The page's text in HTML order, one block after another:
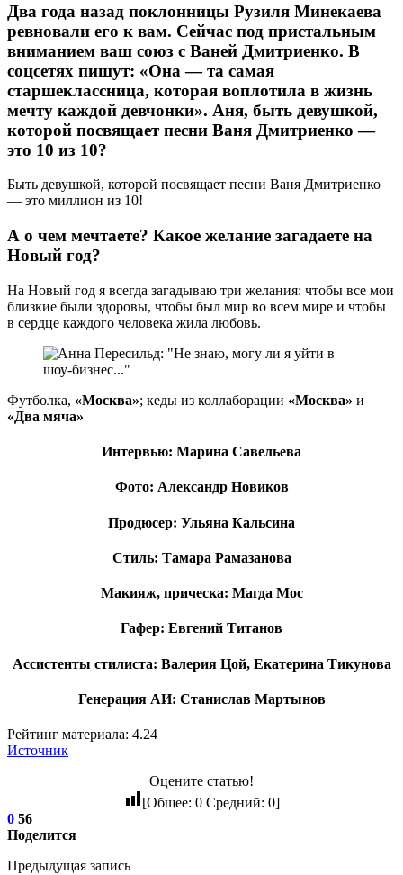
Два года назад поклонницы Рузиля Минекаева
ревновали его к вам. Сейчас под пристальным
вниманием ваш союз с Ваней Дмитриенко. В
соцсетях пишут: «Она — та самая
старшеклассница, которая воплотила в жизнь
мечту каждой девчонки». Аня, быть девушкой,
которой посвящает песни Ваня Дмитриенко —
это 10 из 10?
Быть девушкой, которой посвящает песни Ваня Дмитриенко
— это миллион из 10!
А о чем мечтаете? Какое желание загадаете на
Новый год?
На Новый год я всегда загадываю три желания: чтобы все мои
близкие были здоровы, чтобы был мир во всем мире и чтобы
в сердце каждого человека жила любовь.
Футболка, «Москва»; кеды из коллаборации «Москва» и
«Два мяча»
Интервью: Марина Савельева
Фото: Александр Новиков
Продюсер: Ульяна Кальсина
Стиль: Тамара Рамазанова
Макияж, прическа: Магда Мос
Гафер: Евгений Титанов
Ассистенты стилиста: Валерия Цой, Екатерина Тикунова
Генерация АИ: Станислав Мартынов
Рейтинг материала: 4.24
Источник
Оцените статью!
[Общее: 0Средний: 0]
0 56
Поделится
Предыдущая запись